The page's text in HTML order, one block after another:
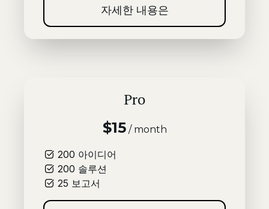
자세한 내용은
Pro
$15/ month
200 아이디어
200 솔루션
25 보고서